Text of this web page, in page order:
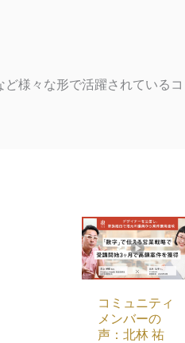
様々な形で活躍されている
コミュニティ
メンバーの
声：北林 祐